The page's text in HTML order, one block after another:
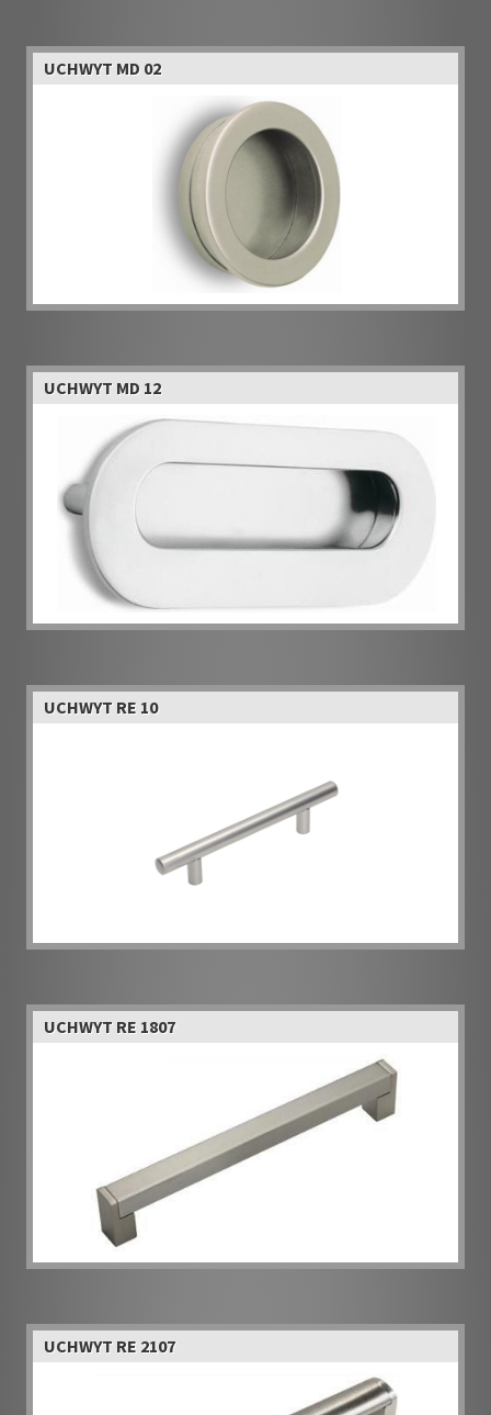
UCHWYT MD 02
UCHWYT MD 12
UCHWYT RE 10
UCHWYT RE 1807
UCHWYT RE 2107